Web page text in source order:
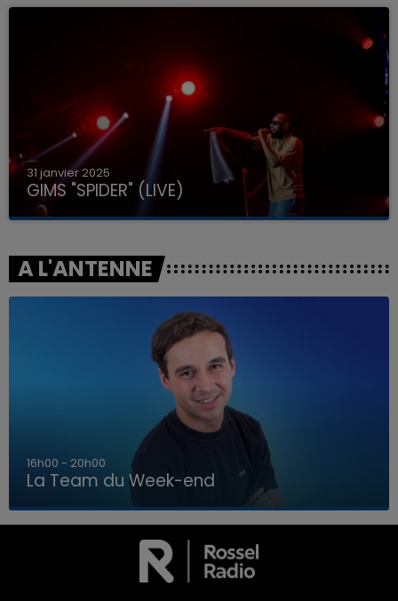
LA TEAM DU WEEK-END
31 janvier 2025
GIMS "SPIDER" (LIVE)
A L'ANTENNE
7h00 - 12h00
La Team du Week-end